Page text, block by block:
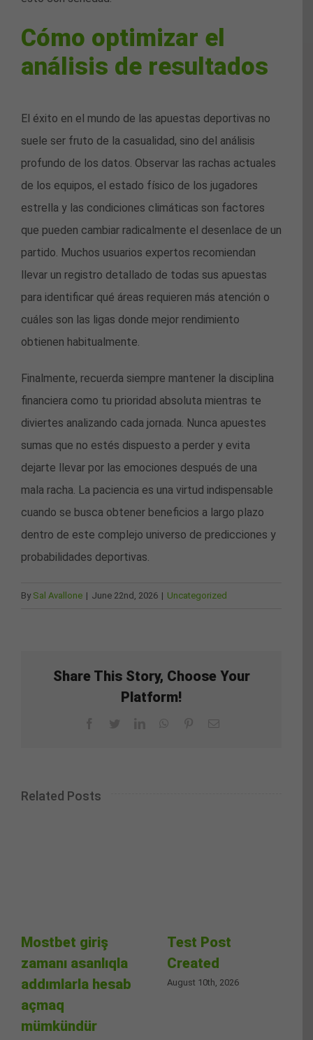
Cómo optimizar el
análisis de resultados
El éxito en el mundo de las apuestas deportivas no
suele ser fruto de la casualidad, sino del análisis
profundo de los datos. Observar las rachas actuales
de los equipos, el estado físico de los jugadores
estrella y las condiciones climáticas son factores
que pueden cambiar radicalmente el desenlace de un
partido. Muchos usuarios expertos recomiendan
llevar un registro detallado de todas sus apuestas
para identificar qué áreas requieren más atención o
cuáles son las ligas donde mejor rendimiento
obtienen habitualmente.
Finalmente, recuerda siempre mantener la disciplina
financiera como tu prioridad absoluta mientras te
diviertes analizando cada jornada. Nunca apuestes
sumas que no estés dispuesto a perder y evita
dejarte llevar por las emociones después de una
mala racha. La paciencia es una virtud indispensable
cuando se busca obtener beneficios a largo plazo
dentro de este complejo universo de predicciones y
probabilidades deportivas.
By Sal Avallone | June 22nd, 2026 | Uncategorized
Share This Story, Choose Your
Platform!
Related Posts
Mostbet giriş
zamanı asanlıqla
addımlarla hesab
açmaq
mümkündür
Test Post
Created
August 10th, 2026